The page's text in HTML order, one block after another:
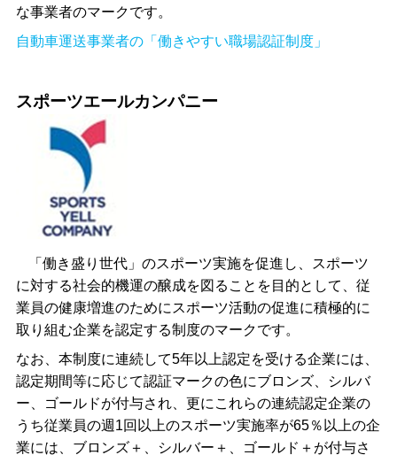
な事業者のマークです。
自動車運送事業者の「働きやすい職場認証制度」
スポーツエールカンパニー
「働き盛り世代」のスポーツ実施を促進し、スポーツ
に対する社会的機運の醸成を図ることを目的として、従
業員の健康増進のためにスポーツ活動の促進に積極的に
取り組む企業を認定する制度のマークです。
なお、本制度に連続して5年以上認定を受ける企業には、
認定期間等に応じて認証マークの色にブロンズ、シルバ
ー、ゴールドが付与され、更にこれらの連続認定企業の
うち従業員の週 1回以上のスポーツ実施率が65％以上の企
業には、ブロンズ＋、シルバー＋、ゴールド＋が付与さ